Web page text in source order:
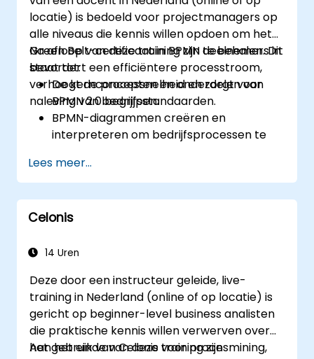
locatie) is bedoeld voor projectmanagers op
alle niveaus die kennis willen opdoen om het
Green Belt-certificaat in BPMN te behalen. Dit
bevordert een efficiëntere processtroom,
verhoogt de processnelheid en zorgt voor
naleving van bedrijfsstandaarden.
Na afloop van deze training zijn deelnemers in
staat tot:
De kernconcepten en onderdelen van
BPMN 2.0 begrijpen.
BPMN-diagrammen creëren en
interpreteren om bedrijfsprocessen te
Processen optimaliseren door gebruik te
maken van best practices in BPMN-
modellering.
Inefficiënties binnen bedrijfsprocessen
BPMN integreren in projectmanagement-
Lees meer...
Celonis
14 Uren
Deze door een instructeur geleide, live-
training in Nederland (online of op locatie) is
gericht op beginner-level business analisten
die praktische kennis willen verwerven over
het gebruik van Celonis voor procesmining,
Aan het einde van deze training zijn